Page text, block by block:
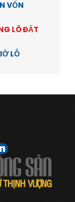
VỐN
LÔ ĐẤT
LỖ